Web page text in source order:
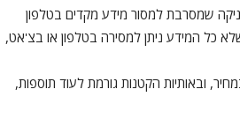
שמסרבת למסור מידע מקדים בטלפון
כל המידע ניתן למסירה בטלפון או בצ'אט,
ובאותיות הקטנות גורמת לעוד תוספות,